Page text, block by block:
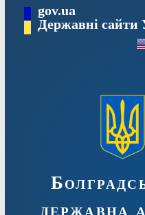
Перейтиgov.ua
Державні сайти
державна